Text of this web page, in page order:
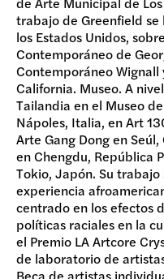
trabajo de Greenfield
los Estados Unidos,
Contemporáneo de
Contemporáneo
California. Museo. A
Tailandia en el Museo
Nápoles, Italia, en Art
Arte Gang Dong en
en Chengdu, República
Tokio, Japón. Su
experiencia
centrado en los efectos
políticas raciales en la
el Premio LA Artcore
de laboratorio de
Beca de artistas